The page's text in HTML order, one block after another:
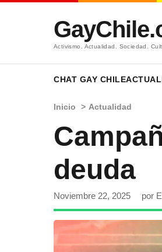
Activismo. Actualidad. Sociedad.
CHAT GAY CHILE
Inicio > Actualidad
deuda
Noviembre 22, 2025 por